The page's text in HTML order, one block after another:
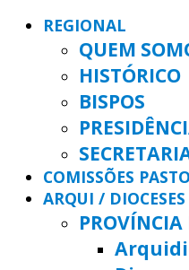
REGIONAL
QUEM
HISTÓRICO
BISPOS
COMISSÕES
ARQUI / DIOCESES
PROVÍNCIA